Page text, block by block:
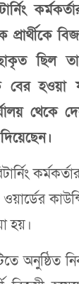
ছিল তা
বের
থেকে
ওয়ার্ডের
হয়।
অনুষ্ঠিত